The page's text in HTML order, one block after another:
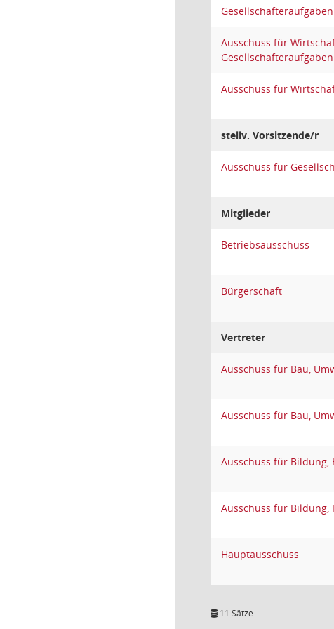
Ausschuss für
Ausschuss für
stellv. Vorsitzende/r
Ausschuss für
Mitglieder
Betriebsausschuss
Bürgerschaft
Vertreter
Ausschuss für Bau,
Ausschuss für Bau,
Ausschuss für
Ausschuss für
Hauptausschuss
11 Sätze